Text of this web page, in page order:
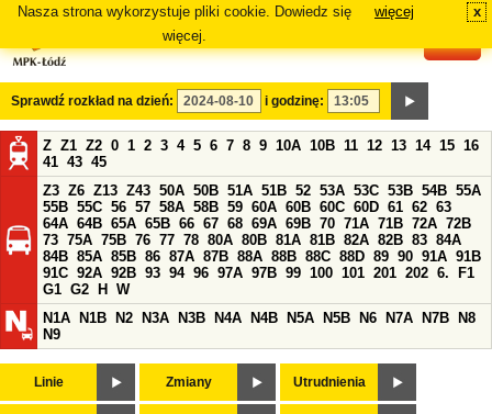
Nasza strona wykorzystuje pliki cookie. Dowiedz się
więcej.
więcej x
Sprawdź rozkład na dzień: i godzinę:
Z Z1 Z2 0 1 2 3 4 5 6 7 8 9 10A 10B 11 12 13 14 15 16
41 43 45
Z3 Z6 Z13 Z43 50A 50B 51A 51B 52 53A 53C 53B 54B 55A
55B 55C 56 57 58A 58B 59 60A 60B 60C 60D 61 62 63
64A 64B 65A 65B 66 67 68 69A 69B 70 71A 71B 72A 72B
73 75A 75B 76 77 78 80A 80B 81A 81B 82A 82B 83 84A
84B 85A 85B 86 87A 87B 88A 88B 88C 88D 89 90 91A 91B
91C 92A 92B 93 94 96 97A 97B 99 100 101 201 202 6.
F1
G1 G2 H
W
N1A
N1B N2 N3A N3B N4A N4B N5A N5B N6 N7A N7B
N8
N9
Linie Zmiany Utrudnienia